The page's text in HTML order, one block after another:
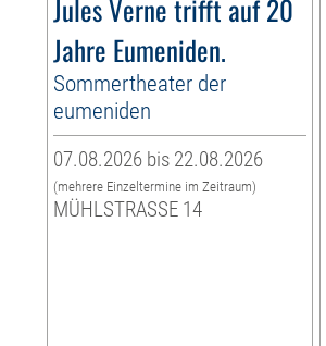
Jules Verne trifft auf 20
Jahre Eumeniden.
Sommertheater der
eumeniden
07.08.2026 bis 22.08.2026
(mehrere Einzeltermine im Zeitraum)
MÜHLSTRASSE 14